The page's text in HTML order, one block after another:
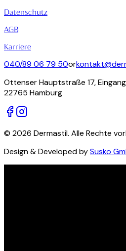
Datenschutz
AGB
Karriere
040/89 06 79 50or
Ottenser Hauptstraße 17,
22765 Hamburg
© 2026 Dermastil. Alle Rechte
Design & Developed bySusko